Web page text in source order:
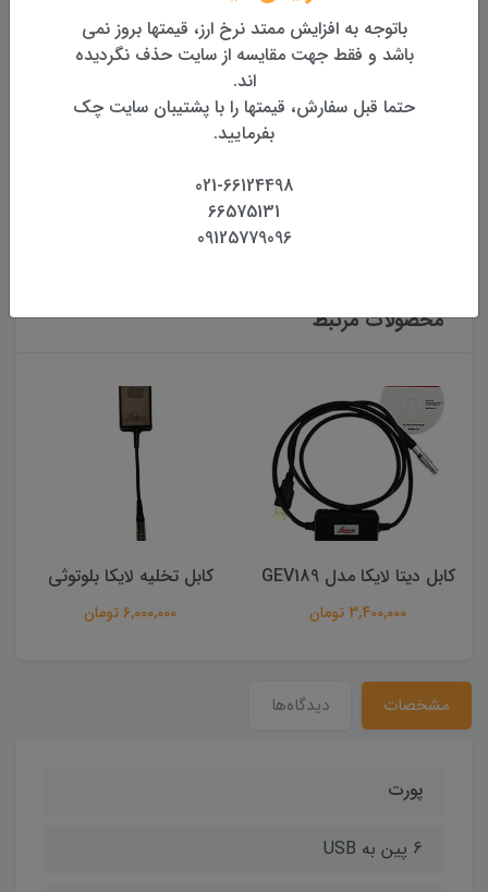
بهترین قیمت
بهترین قیمت روز تجهیزات
تضمین اصالت و کیفیت کالا
بازگشت وجه بدون قید و شرط
محصولات مرتبط
کابل دیتا لایکا مدل GEV189
3,400,000 تومان
کابل تخلیه لایکا بلوتوثی
6,000,000 تومان
مشخصات دیدگاه‌ها
پورت
6 پین به USB
باتوجه به افزایش ممتد نرخ ارز، قیمتها بروز نمی
باشد و فقط جهت مقایسه از سایت حذف نگردیده
اند.
حتما قبل سفارش، قیمتها را با پشتیبان سایت چک
بفرمایید.
021-66124498
66575131
09125779096